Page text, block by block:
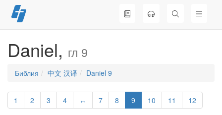
Перейти
к
Daniel, гл 9
Библия 中文 汉译 Daniel 9
1 2 3 4 ↔ 7 8 9 10 11 12